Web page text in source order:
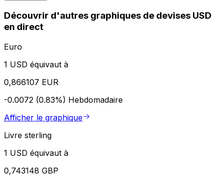
Découvrir d'autres graphiques de devises USD
en direct
Euro
1 USD équivaut à
0,866107 EUR
-0.0072 (0.83%) Hebdomadaire
Afficher le graphique
Livre sterling
1 USD équivaut à
0,743148 GBP